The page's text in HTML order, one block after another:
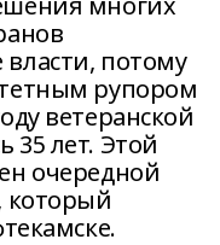
потому
рупором
ветеранской
35 лет. Этой
очередной
который